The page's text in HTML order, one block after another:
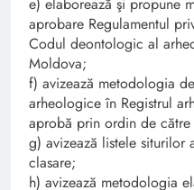
aprobare Regulamentul
Codul deontologic al
Moldova;
f) avizează metodologia
arheologice în Registrul
aprobă prin ordin de
g) avizează listele siturilor
clasare;
h) avizează metodologia